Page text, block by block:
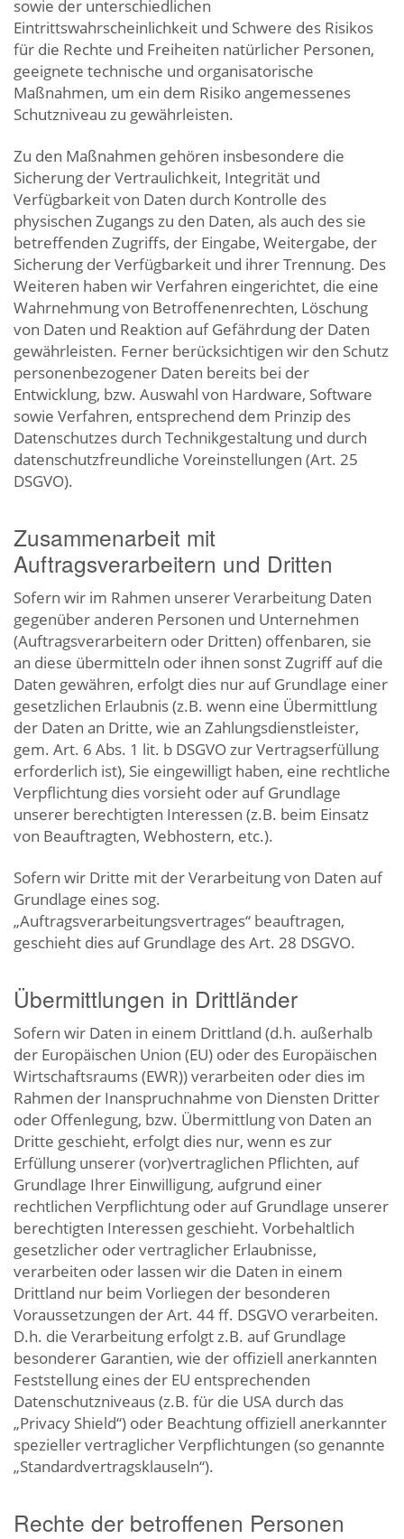
sowie der unterschiedlichen
Eintrittswahrscheinlichkeit und Schwere des Risikos
für die Rechte und Freiheiten natürlicher Personen,
geeignete technische und organisatorische
Maßnahmen, um ein dem Risiko angemessenes
Schutzniveau zu gewährleisten.
Zu den Maßnahmen gehören insbesondere die
Sicherung der Vertraulichkeit, Integrität und
Verfügbarkeit von Daten durch Kontrolle des
physischen Zugangs zu den Daten, als auch des sie
betreffenden Zugriffs, der Eingabe, Weitergabe, der
Sicherung der Verfügbarkeit und ihrer Trennung. Des
Weiteren haben wir Verfahren eingerichtet, die eine
Wahrnehmung von Betroffenenrechten, Löschung
von Daten und Reaktion auf Gefährdung der Daten
gewährleisten. Ferner berücksichtigen wir den Schutz
personenbezogener Daten bereits bei der
Entwicklung, bzw. Auswahl von Hardware, Software
sowie Verfahren, entsprechend dem Prinzip des
Datenschutzes durch Technikgestaltung und durch
datenschutzfreundliche Voreinstellungen (Art. 25
DSGVO).
Zusammenarbeit mit
Auftragsverarbeitern und Dritten
Sofern wir im Rahmen unserer Verarbeitung Daten
gegenüber anderen Personen und Unternehmen
(Auftragsverarbeitern oder Dritten) offenbaren, sie
an diese übermitteln oder ihnen sonst Zugriff auf die
Daten gewähren, erfolgt dies nur auf Grundlage einer
gesetzlichen Erlaubnis (z.B. wenn eine Übermittlung
der Daten an Dritte, wie an Zahlungsdienstleister,
gem. Art. 6 Abs. 1 lit. b DSGVO zur Vertragserfüllung
erforderlich ist), Sie eingewilligt haben, eine rechtliche
Verpflichtung dies vorsieht oder auf Grundlage
unserer berechtigten Interessen (z.B. beim Einsatz
von Beauftragten, Webhostern, etc.).
Sofern wir Dritte mit der Verarbeitung von Daten auf
Grundlage eines sog.
„Auftragsverarbeitungsvertrages“ beauftragen,
geschieht dies auf Grundlage des Art. 28 DSGVO.
Übermittlungen in Drittländer
Sofern wir Daten in einem Drittland (d.h. außerhalb
der Europäischen Union (EU) oder des Europäischen
Wirtschaftsraums (EWR)) verarbeiten oder dies im
Rahmen der Inanspruchnahme von Diensten Dritter
oder Offenlegung, bzw. Übermittlung von Daten an
Dritte geschieht, erfolgt dies nur, wenn es zur
Erfüllung unserer (vor)vertraglichen Pflichten, auf
Grundlage Ihrer Einwilligung, aufgrund einer
rechtlichen Verpflichtung oder auf Grundlage unserer
berechtigten Interessen geschieht. Vorbehaltlich
gesetzlicher oder vertraglicher Erlaubnisse,
verarbeiten oder lassen wir die Daten in einem
Drittland nur beim Vorliegen der besonderen
Voraussetzungen der Art. 44 ff. DSGVO verarbeiten.
D.h. die Verarbeitung erfolgt z.B. auf Grundlage
besonderer Garantien, wie der offiziell anerkannten
Feststellung eines der EU entsprechenden
Datenschutzniveaus (z.B. für die USA durch das
„Privacy Shield“) oder Beachtung offiziell anerkannter
spezieller vertraglicher Verpflichtungen (so genannte
„Standardvertragsklauseln“).
Rechte der betroffenen Personen